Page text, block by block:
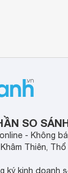
SO
- Không
Thiên,
ký kinh doanh